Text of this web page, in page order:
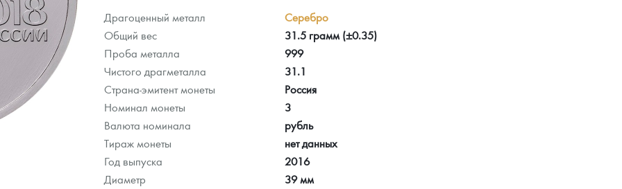
Драгоценный металл
Серебро
Общий вес
31.5 грамм (±0.35)
Проба металла
999
Чистого драгметалла
31.1
Страна-эмитент монеты
Россия
Номинал монеты
3
Валюта номинала
рубль
Тираж монеты
нет данных
Год выпуска
2016
Диаметр
39 мм